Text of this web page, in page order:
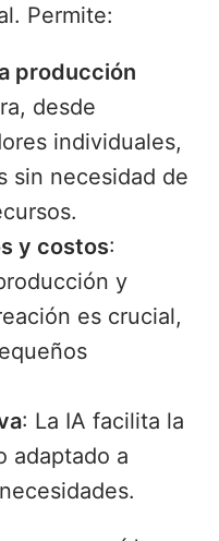
Permite:
producción
desde
individuales,
sin necesidad de
y costos:
y
es crucial,
: La IA facilita la
adaptado a